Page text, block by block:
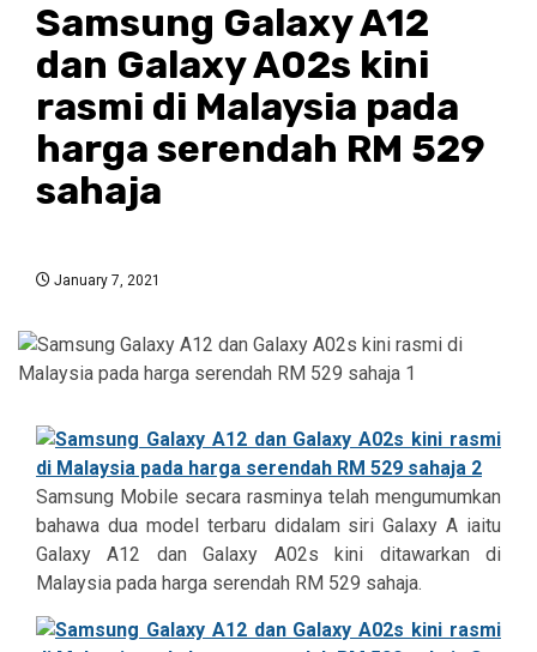
Samsung Galaxy A12
dan Galaxy A02s kini
rasmi di Malaysia pada
harga serendah RM 529
sahaja
January 7, 2021
Samsung Mobile secara rasminya telah mengumumkan
bahawa dua model terbaru didalam siri Galaxy A iaitu
Galaxy A12 dan Galaxy A02s kini ditawarkan di
Malaysia pada harga serendah RM 529 sahaja.